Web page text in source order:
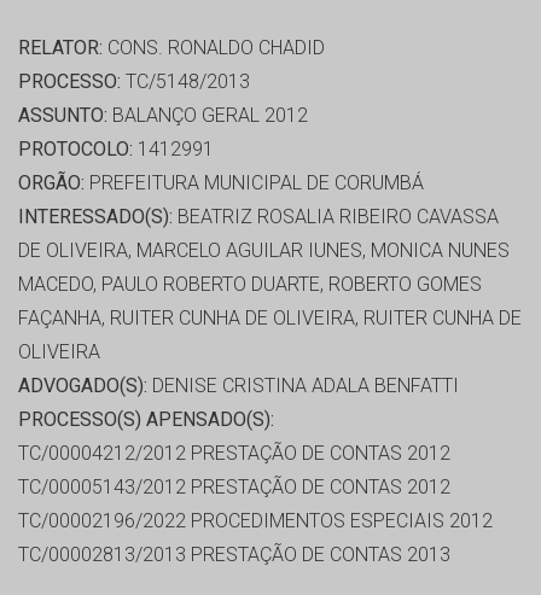
RELATOR: CONS. RONALDO CHADID
PROCESSO: TC/5148/2013
ASSUNTO: BALANÇO GERAL 2012
PROTOCOLO: 1412991
ORGÃO: PREFEITURA MUNICIPAL DE CORUMBÁ
INTERESSADO(S): BEATRIZ ROSALIA RIBEIRO CAVASSA
DE OLIVEIRA, MARCELO AGUILAR IUNES, MONICA NUNES
MACEDO, PAULO ROBERTO DUARTE, ROBERTO GOMES
FAÇANHA, RUITER CUNHA DE OLIVEIRA, RUITER CUNHA DE
OLIVEIRA
ADVOGADO(S): DENISE CRISTINA ADALA BENFATTI
PROCESSO(S) APENSADO(S):
TC/00004212/2012 PRESTAÇÃO DE CONTAS 2012
TC/00005143/2012 PRESTAÇÃO DE CONTAS 2012
TC/00002196/2022 PROCEDIMENTOS ESPECIAIS 2012
TC/00002813/2013 PRESTAÇÃO DE CONTAS 2013